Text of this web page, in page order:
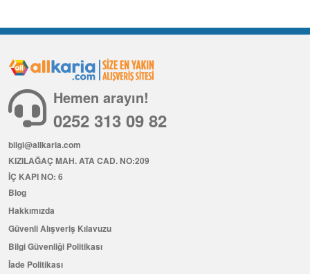
Hemen arayın!
0252 313 09 82
bilgi@allkaria.com
KIZILAĞAÇ MAH. ATA CAD. NO:209
İÇ KAPI NO: 6
Blog
Hakkımızda
Güvenli Alışveriş Kılavuzu
Bilgi Güvenliği Politikası
İade Politikası